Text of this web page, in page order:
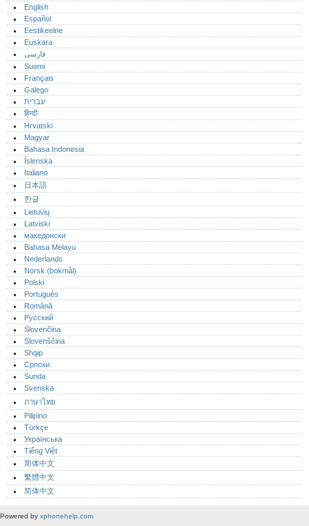
English
Español
Eestikeelne
Euskara
فارسی
Suomi
Français
Galego
עברית
हिन्दी
Hrvatski
Magyar
Bahasa Indonesia
Íslenska
Italiano
日本語
한글
Lietuvių
Latviski
македонски
Bahasa Melayu
Nederlands
Norsk (bokmål)‎
Polski
Português‎
Română
Русский
Slovenčina
Slovenščina
Shqip
Српски
Sunda
Svenska
ภาษาไทย
Pilipino
Türkçe
Українська
Tiếng Việt
简体中文
繁體中文
简体中文
Powered by xphonehelp.com